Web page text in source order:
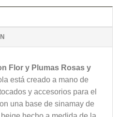
Flor y Plumas Rosas y
está creado a mano de
y accesorios para el
una base de sinamay de